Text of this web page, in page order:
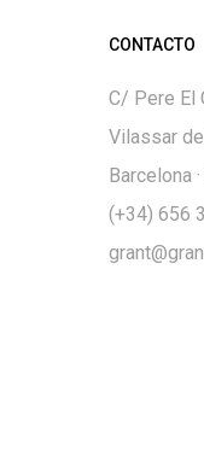
CONTACTO
C/ Pere El
Vilassar
Barcelona
(+34) 656